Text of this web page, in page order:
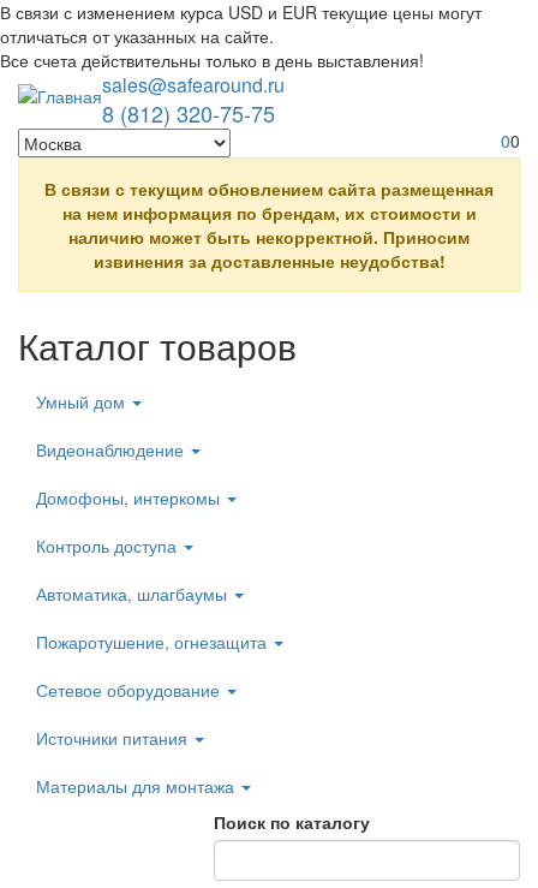
В связи с изменением курса USD и EUR текущие цены могут
отличаться от указанных на сайте.
Все счета действительны только в день выставления!
Перейти к основному содержанию
sales@safearound.ru
8 (812) 320-75-75
0
0
В связи с текущим обновлением сайта размещенная
на нем информация по брендам, их стоимости и
наличию может быть некорректной. Приносим
извинения за доставленные неудобства!
Каталог товаров
Умный дом
Видеонаблюдение
Домофоны, интеркомы
Контроль доступа
Автоматика, шлагбаумы
Пожаротушение, огнезащита
Сетевое оборудование
Источники питания
Материалы для монтажа
Поиск по каталогу